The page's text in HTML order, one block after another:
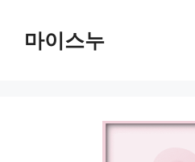
마이스누